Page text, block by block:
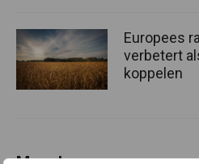
Europees
verbetert
koppelen